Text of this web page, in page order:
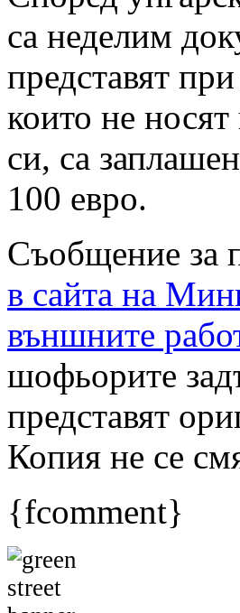
са неделим
представят
които не носят
си, са
100 евро.
Съобщение за
в сайта на
външните
шофьорите
представят
Копия не се
{fcomment}